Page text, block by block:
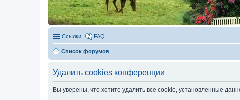
Ссылки FAQ
Список форумов
Удалить cookies конференции
Вы уверены, что хотите удалить все cookie, установленные